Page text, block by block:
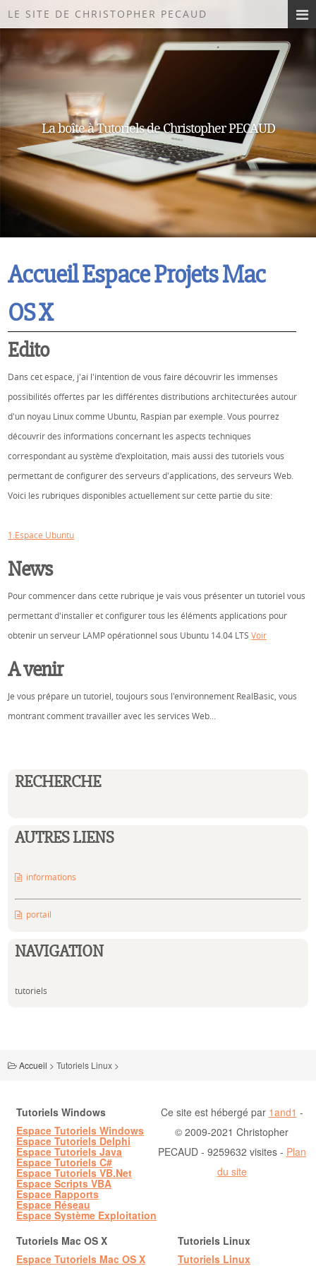
LE SITE DE CHRISTOPHER PECAUD
La boîte à Tutoriels de Christopher PECAUD
Accueil Espace Projets Mac
OS X
Edito
Dans cet espace, j'ai l'intention de vous faire découvrir les immenses
possibilités offertes par les différentes distributions architecturées autour
d'un noyau Linux comme Ubuntu, Raspian par exemple. Vous pourrez
découvrir des informations concernant les aspects techniques
correspondant au système d'exploitation, mais aussi des tutoriels vous
permettant de configurer des serveurs d'applications, des serveurs Web.
Voici les rubriques disponibles actuellement sur cette partie du site:
1.Espace Ubuntu
News
Pour commencer dans cette rubrique je vais vous présenter un tutoriel vous
permettant d'installer et configurer tous les éléments applications pour
obtenir un serveur LAMP opérationnel sous Ubuntu 14.04 LTSVoir
A venir
Je vous prépare un tutoriel, toujours sous l'environnement RealBasic, vous
montrant comment travailler avec les services Web...
RECHERCHE
AUTRES LIENS
informations
portail
NAVIGATION
tutoriels
Accueil >Tutoriels Linux >
Tutoriels Windows
Espace Tutoriels Windows
Espace Tutoriels Delphi
Espace Tutoriels Java
Espace Tutoriels C#
Espace Tutoriels VB.Net
Espace Scripts VBA
Espace Rapports
Espace Réseau
Espace Système Exploitation
Tutoriels Mac OS X
Espace Tutoriels Mac OS X
Tutoriels Linux
Tutoriels Linux
Ce site est hébergé par 1and1 -
© 2009-2021 Christopher
PECAUD - 9259632 visites - Plan
du site